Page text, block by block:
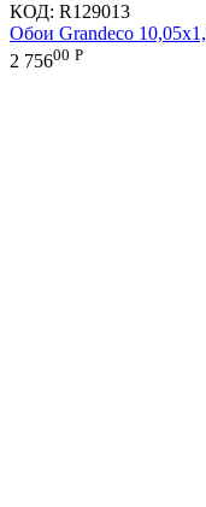
КОД: R129013
Обои Grandeco
2 75600 Р